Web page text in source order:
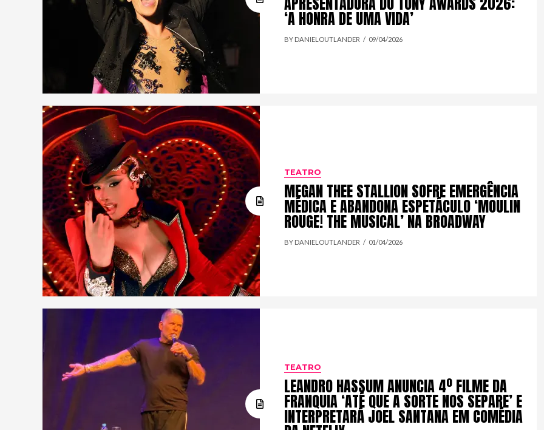
‘A HONRA DE UMA VIDA’
BY DANIELOUTLANDER 09/04/2026
TEATRO
MEGAN THEE STALLION SOFRE EMERGÊNCIA
MÉDICA E ABANDONA ESPETÁCULO ‘MOULIN
ROUGE! THE MUSICAL’ NA BROADWAY
BY DANIELOUTLANDER 01/04/2026
TEATRO
LEANDRO HASSUM ANUNCIA 4º FILME DA
FRANQUIA ‘ATÉ QUE A SORTE NOS SEPARE’ E
INTERPRETARÁ JOEL SANTANA EM COMÉDIA